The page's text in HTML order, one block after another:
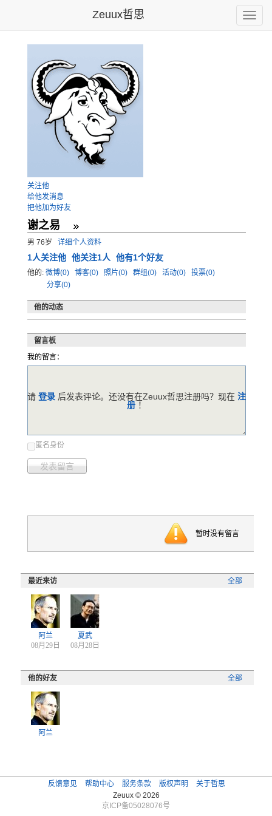
Toggle
Zeuux哲思
关注他
给他发消息
把他加为好友
谢之易
男 76岁 详细个人资料
1人关注他 他关注1人 他有1个好友
他的: 微博(0) 博客(0) 照片(0) 群组(0) 活动(0)
投票(0)
分享(0)
他的动态
留言板
我的留言：
匿名身份
发表留言
请 登录 后发表评论。还没有在Zeuux哲思注册吗？现在 注
册 ！
暂时没有留言
全部
最近来访
阿兰
08月29日
夏武
08月28日
全部
他的好友
阿兰
反馈意见 帮助中心 服务条款 版权声明
关于哲思
Zeuux © 2026
京ICP备05028076号